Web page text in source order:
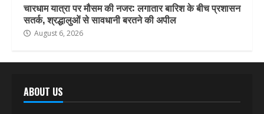
चारधाम यात्रा पर मौसम की नजर: लगातार बारिश के बीच प्रशासन
सतर्क, श्रद्धालुओं से सावधानी बरतने की अपील
August 6, 2026
ABOUT US